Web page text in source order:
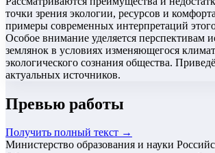
точки зрения экологии, ресурсов и
примеры современных интерпретаций
Особое внимание уделяется перспективам
землянок в условиях изменяющегося
экологического сознания общества.
актуальных источников.
Превью работы
Получить полный текст →
Министерство образования и науки